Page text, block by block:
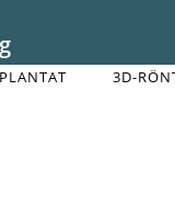
3D-